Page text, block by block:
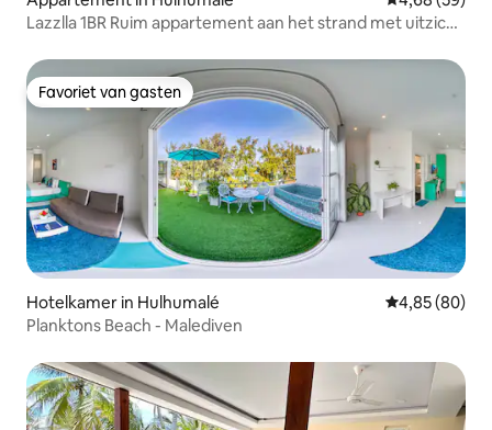
Lazzlla 1BR Ruim appartement aan het strand met uitzicht
Favoriet van gasten
Favoriet van gasten
Hotelkamer in Hulhumalé Gemiddelde
4,85 (80)
Planktons Beach - Malediven